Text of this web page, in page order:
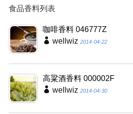
食品香料列表
咖啡香料 046777Z
wellwiz 2014-04-22
高粱酒香料 000002F
wellwiz 2014-04-30